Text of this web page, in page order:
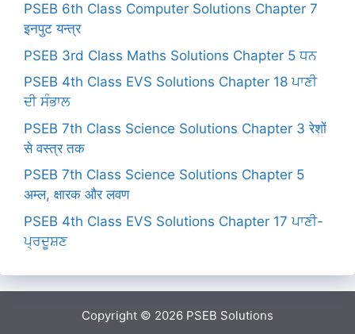
PSEB 6th Class Computer Solutions Chapter 7
इनपुट यन्त्र
PSEB 3rd Class Maths Solutions Chapter 5 ਧਨ
PSEB 4th Class EVS Solutions Chapter 18 ਪਾਣੀ
ਦੀ ਸੰਭਾਲ
PSEB 7th Class Science Solutions Chapter 3 रेशों
से वस्त्र तक
PSEB 7th Class Science Solutions Chapter 5
अम्ल, क्षारक और लवण
PSEB 4th Class EVS Solutions Chapter 17 ਪਾਣੀ-
ਪ੍ਰਦੂਸ਼ਣ
Copyright © 2026 PSEB Solutions